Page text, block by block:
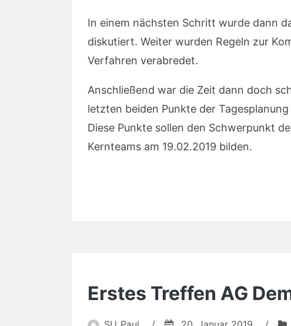
In einem nächsten Schritt wurde dann
diskutiert. Weiter wurden Regeln zur
Verfahren verabredet.
Anschließend war die Zeit dann doch
letzten beiden Punkte der
Diese Punkte sollen den Schwerpunkt
Kernteams am 19.02.2019 bilden.
Erstes Treffen AG